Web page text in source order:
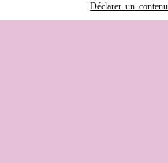
Déclarer un